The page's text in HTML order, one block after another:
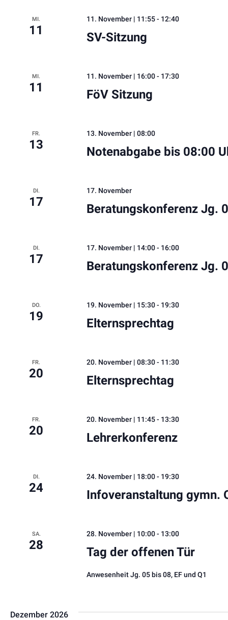
MI.
11 SV-Sitzung
11. November | 11:55- 12:40
MI.
11 FöV Sitzung
11. November | 16:00- 17:30
FR.
13 Notenabgabe bis 08:00
13. November | 08:00
DI.
17 Beratungskonferenz Jg.
17. November
DI.
17 Beratungskonferenz Jg.
17. November | 14:00- 16:00
DO.
19 Elternsprechtag
19. November | 15:30- 19:30
FR.
20 Elternsprechtag
20. November | 08:30- 11:30
FR.
20 Lehrerkonferenz
20. November | 11:45- 13:30
DI.
24 Infoveranstaltung gymn.
24. November | 18:00- 19:30
SA.
28 Tag der offenen Tür
28. November | 10:00- 13:00
Anwesenheit Jg. 05 bis 08, EF und Q1
Dezember 2026